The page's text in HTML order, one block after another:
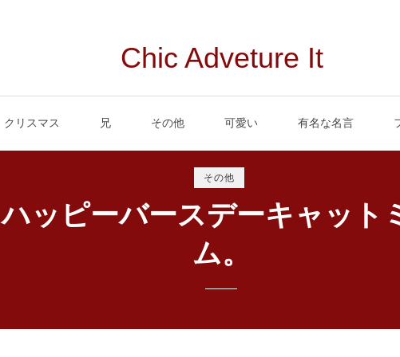
Chic Adveture It
クリスマス 兄 その他 可愛い 有名な名言
その他
ハッピーバースデーキャット
ム。